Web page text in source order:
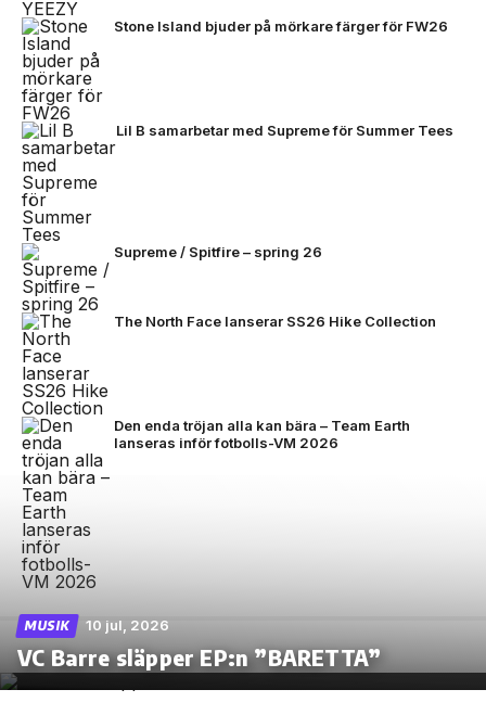
Stone Island bjuder på mörkare färger för FW26
Lil B samarbetar med Supreme för Summer Tees
Supreme / Spitfire – spring 26
The North Face lanserar SS26 Hike Collection
Den enda tröjan alla kan bära – Team Earth
lanseras inför fotbolls-VM 2026
MUSIK 10 jul, 2026
VC Barre släpper EP:n ”BARETTA”